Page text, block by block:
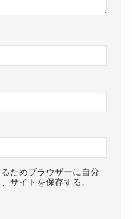
ためブラウザーに自分
サイトを保存する。